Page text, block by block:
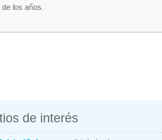
los años.
de interés